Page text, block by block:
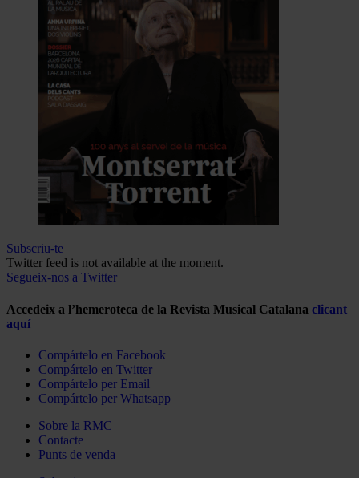
Subscriu-te
Twitter feed is not available at the moment.
Segueix-nos a Twitter
Accedeix a l’hemeroteca de la Revista Musical Catalana clicant
aquí
Compártelo en Facebook
Compártelo en Twitter
Compártelo per Email
Compártelo per Whatsapp
Sobre la RMC
Contacte
Punts de venda